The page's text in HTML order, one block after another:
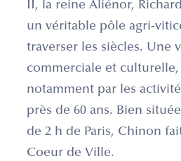
II, la reine Aliénor,
un véritable pôle agri-
traverser les siècles. Une
commerciale et
notamment par les
près de 60 ans. Bien
de 2 h de Paris, Chinon
Coeur de Ville.